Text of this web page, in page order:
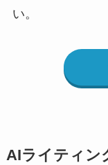
い。
AIライティン